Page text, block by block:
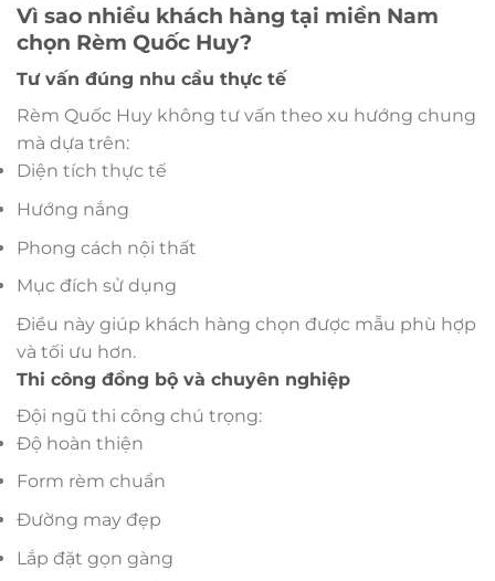
Vì sao nhiều khách hàng tại miền Nam
chọn Rèm Quốc Huy?
Tư vấn đúng nhu cầu thực tế
Rèm Quốc Huy không tư vấn theo xu hướng chung
mà dựa trên:
Diện tích thực tế
Hướng nắng
Phong cách nội thất
Mục đích sử dụng
Điều này giúp khách hàng chọn được mẫu phù hợp
và tối ưu hơn.
Thi công đồng bộ và chuyên nghiệp
Đội ngũ thi công chú trọng:
Độ hoàn thiện
Form rèm chuẩn
Đường may đẹp
Lắp đặt gọn gàng